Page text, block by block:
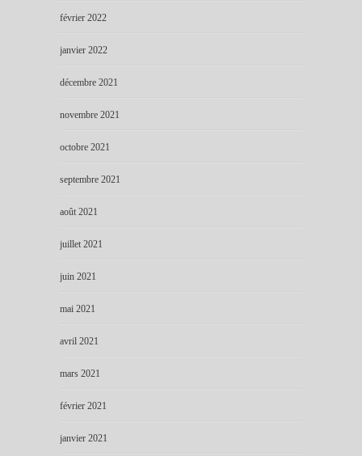
février 2022
janvier 2022
décembre 2021
novembre 2021
octobre 2021
septembre 2021
août 2021
juillet 2021
juin 2021
mai 2021
avril 2021
mars 2021
février 2021
janvier 2021